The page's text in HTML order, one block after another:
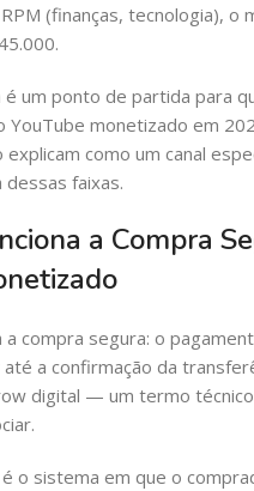
(finanças, tecnologia), o
é um ponto de partida para
YouTube monetizado em
como um canal
faixas.
a Compra
a compra segura: o
a confirmação da
digital — um termo
o sistema em que o